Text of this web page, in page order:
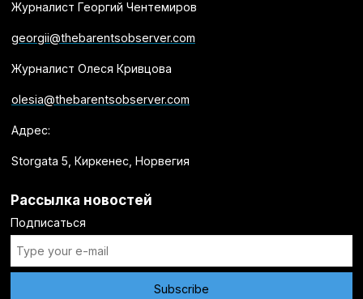
Журналист Георгий Чентемиров
georgii@thebarentsobserver.com
Журналист Олеся Кривцова
olesia@thebarentsobserver.com
Адрес:
Storgata 5, Киркенес, Норвегия
Рассылка новостей
Подписаться